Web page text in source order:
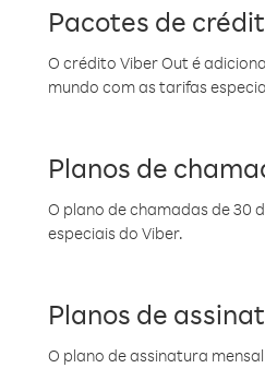
Pacotes de
O crédito Viber Out é
mundo com as tarifas
Planos de
O plano de chamadas de 30
especiais do Viber.
Planos de
O plano de assinatura